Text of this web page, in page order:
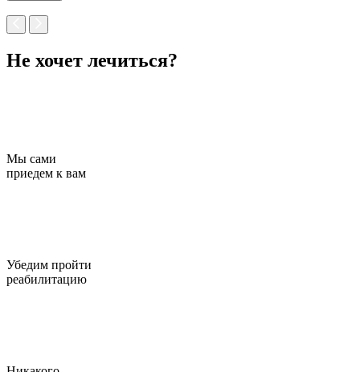
Не хочет лечиться?
Мы сами
приедем к вам
Убедим пройти
реабилитацию